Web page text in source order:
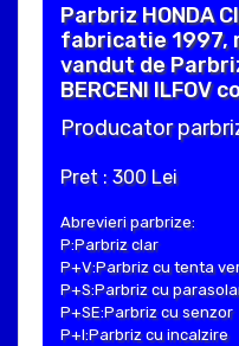
Parbriz HONDA
fabricatie 1997,
vandut de
BERCENI ILFOV
Producator
Pret : 300 Lei
Abrevieri parbrize:
P:Parbriz clar
P+V:Parbriz cu tenta
P+S:Parbriz cu
P+SE:Parbriz cu senzor
P+I:Parbriz cu incalzire